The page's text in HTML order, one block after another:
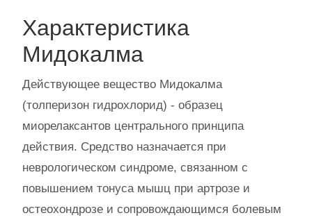
Характеристика
Мидокалма
Действующее вещество Мидокалма
(толперизон гидрохлорид) - образец
миорелаксантов центрального принципа
действия. Средство назначается при
неврологическом синдроме, связанном с
повышением тонуса мышц при артрозе и
остеохондрозе и сопровождающимся болевым